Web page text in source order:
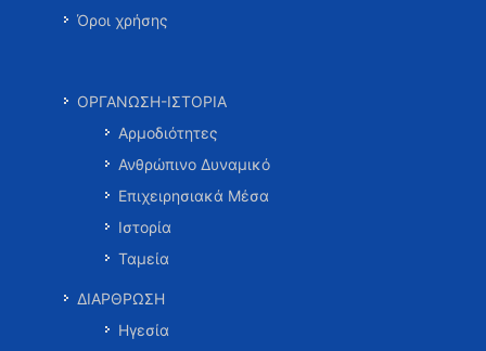
Όροι χρήσης
ΟΡΓΑΝΩΣΗ-ΙΣΤΟΡΙΑ
Αρμοδιότητες
Ανθρώπινο Δυναμικό
Επιχειρησιακά Μέσα
Ιστορία
Ταμεία
ΔΙΑΡΘΡΩΣΗ
Ηγεσία